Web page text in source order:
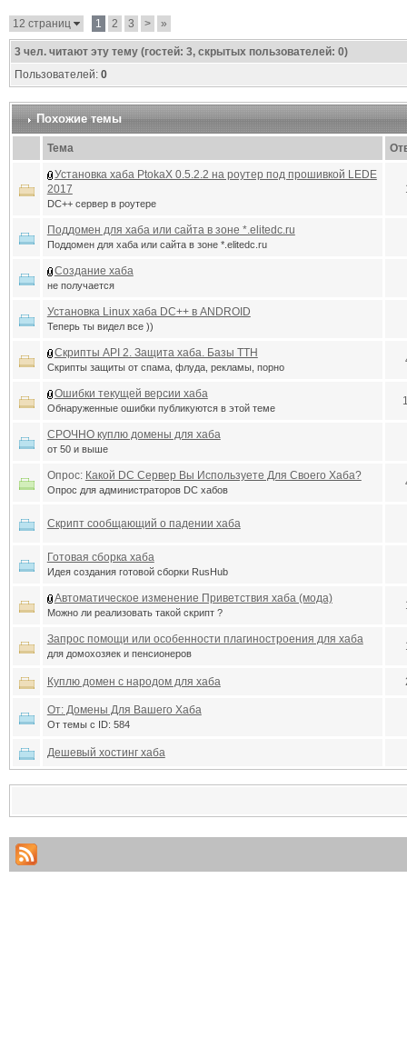
12 страниц 1 2 3 > »
3 чел. читают эту тему (гостей: 3, скрытых пользователей: 0)
Пользователей: 0
Похожие темы
Тема
Установка хаба PtokaX 0.5.2.2 на роутер под прошивкой LEDE
2017
DC++ сервер в роутере
Поддомен для хаба или сайта в зоне *.elitedc.ru
Поддомен для хаба или сайта в зоне *.elitedc.ru
Создание хаба
не получается
Установка Linux хаба DC++ в ANDROID
Теперь ты видел все ))
Скрипты API 2. Защита хаба. Базы TTH
Скрипты защиты от спама, флуда, рекламы, порно
Ошибки текущей версии хаба
Обнаруженные ошибки публикуются в этой теме
СРОЧНО куплю домены для хаба
от 50 и выше
Опрос: Какой DC Сервер Вы Используете Для Своего Хаба?
Опрос для администраторов DC хабов
Скрипт сообщающий о падении хаба
Готовая сборка хаба
Идея создания готовой сборки RusHub
Автоматическое изменение Приветствия хаба (мода)
Можно ли реализовать такой скрипт ?
Запрос помощи или особенности плагиностроения для хаба
для домохозяек и пенсионеров
Куплю домен с народом для хаба
От: Домены Для Вашего Хаба
От темы с ID: 584
Дешевый хостинг хаба